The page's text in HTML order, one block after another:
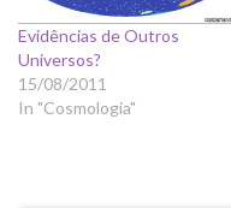
Evidências de Outros
Universos?
15/08/2011
In "Cosmologia"